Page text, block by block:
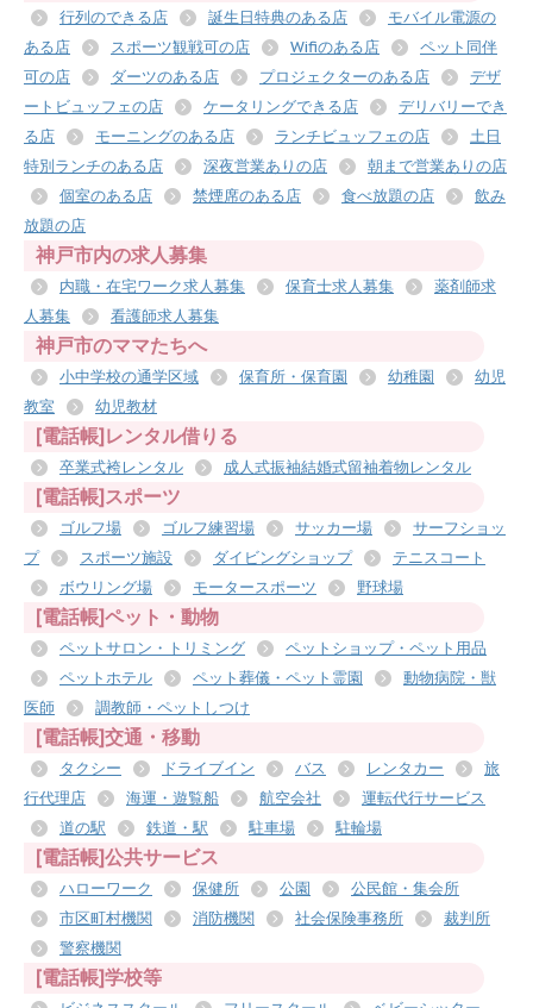
行列のできる店 誕生日特典のある店
モバイル電源の
ある店
スポーツ観戦可の店 Wifiのある店
ペット同伴
可の店
ダーツのある店 プロジェクターのある店
デザ
ートビュッフェの店
ケータリングできる店
デリバリーでき
る店
モーニングのある店 ランチビュッフェの店
土日
特別ランチのある店
深夜営業ありの店
朝まで営業ありの店
個室のある店
禁煙席のある店 食べ放題の店
飲み
放題の店
神戸市内の求人募集
内職・在宅ワーク求人募集 保育士求人募集
薬剤師求
人募集
看護師求人募集
神戸市のママたちへ
小中学校の通学区域 保育所・保育園 幼稚園
幼児
教室
幼児教材
[電話帳]レンタル借りる
卒業式袴レンタル 成人式振袖結婚式留袖着物レンタル
[電話帳]スポーツ
ゴルフ場 ゴルフ練習場 サッカー場
サーフショッ
プ
スポーツ施設 ダイビングショップ
テニスコート
ボウリング場
モータースポーツ 野球場
[電話帳]ペット・動物
ペットサロン・トリミング
ペットショップ・ペット用品
ペットホテル
ペット葬儀・ペット霊園
動物病院・獣
医師
調教師・ペットしつけ
[電話帳]交通・移動
タクシー ドライブイン バス レンタカー
旅
行代理店
海運・遊覧船 航空会社
運転代行サービス
道の駅
鉄道・駅 駐車場 駐輪場
[電話帳]公共サービス
ハローワーク 保健所 公園
公民館・集会所
市区町村機関
消防機関 社会保険事務所
裁判所
警察機関
[電話帳]学校等